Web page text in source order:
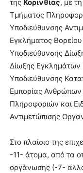
της Κορινθίας, με
Τμήματος
Υποδιεύθυνσης
Εγκλήματος
Υποδιεύθυνσης
Δίωξης Εγκλημάτων
Υποδιεύθυνσης
Εμπορίας Ανθρώπων
Πληροφοριών και
Αντιμετώπισης
Στο πλαίσιο της
-11- άτομα, από τα
οργάνωσης (-7-